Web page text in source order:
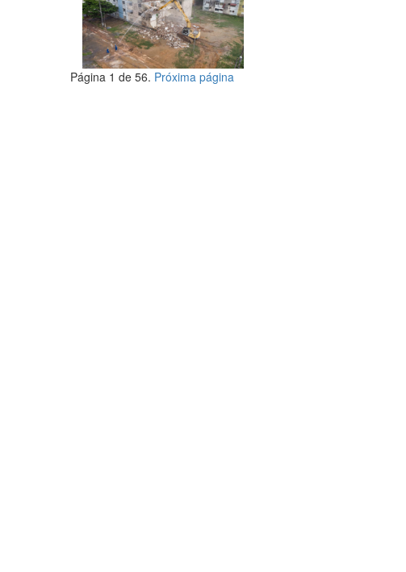
Página 1 de 56. Próxima página